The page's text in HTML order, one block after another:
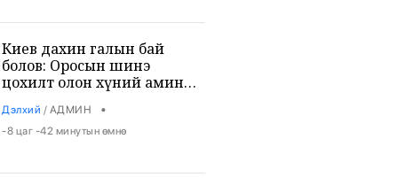
Киев дахин галын бай
болов: Оросын шинэ
цохилт олон хүний аминд
Дэлхий / АДМИН •
-8 цаг -42 минутын өмнө